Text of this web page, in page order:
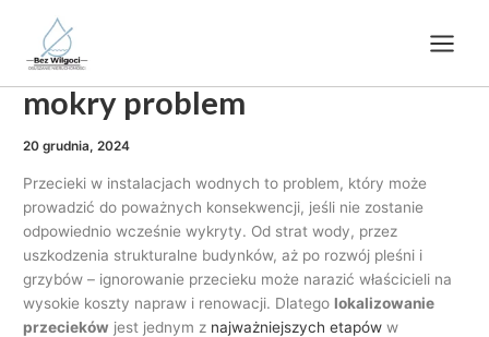
content
Menu
Lokalizowanie przecieków –
mokry problem
20 grudnia, 2024
Przecieki w instalacjach wodnych to problem, który może
prowadzić do poważnych konsekwencji, jeśli nie zostanie
odpowiednio wcześnie wykryty. Od strat wody, przez
uszkodzenia strukturalne budynków, aż po rozwój pleśni i
grzybów – ignorowanie przecieku może narazić właścicieli na
wysokie koszty napraw i renowacji. Dlategolokalizowanie
przecieków jest jednym z najważniejszych etapów w